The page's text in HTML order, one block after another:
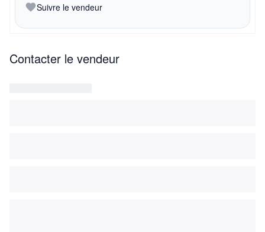
Suivre le vendeur
Contacter le vendeur